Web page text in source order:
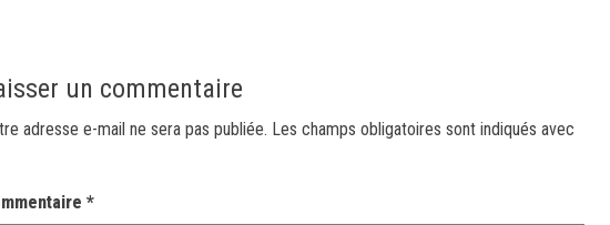
un commentaire
adresse e-mail ne sera pas publiée. Les champs obligatoires sont indiqués avec
*